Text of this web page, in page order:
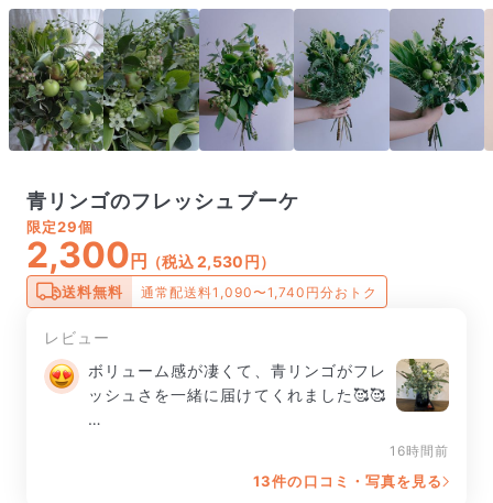
青リンゴのフレッシュブーケ
限定29個
2,300 円 （税込 2,530円）
送料無料 通常配送料1,090〜1,740円分おトク
レビュー
ボリューム感が凄くて、青リンゴがフレ
ッシュさを一緒に届けてくれました🥰🥰
しばらく、眺めてられます✨
16時間前
13件の口コミ・写真を見る